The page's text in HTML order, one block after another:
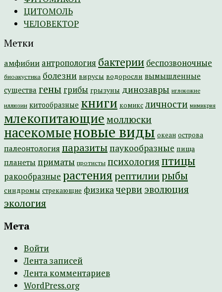
ЦИТОМОЛЬ
ЧЕЛОВЕКТОР
Метки
амфибии антропология бактерии беспозвоночные
биоакустика болезни вирусы водоросли вымышленные
существа гены грибы грызуны динозавры иглокожие
иллюзии китообразные книги комикс личности мимикрия
млекопитающие моллюски
насекомыеновые виды океан острова
палеонтология паразиты паукообразные пища
планеты приматы протисты психология птицы
ракообразные растениярептилиирыбы
синдромы стрекающие физикачерви эволюция
экология
Мета
Войти
Лента записей
Лента комментариев
WordPress.org